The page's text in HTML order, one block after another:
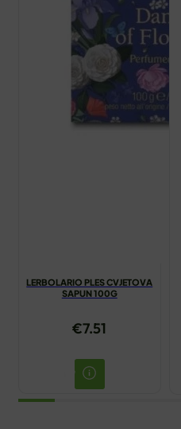
LERBOLARIO PLES CVJETOVA
SAPUN 100G
€7.51